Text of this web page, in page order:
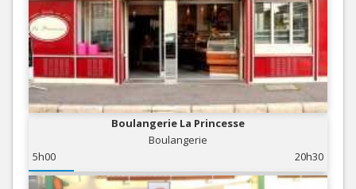
Boulangerie La Princesse
Boulangerie
5h00
20h30